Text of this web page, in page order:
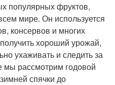
популярных фруктов,
мире. Он используется
консервов и многих
хороший урожай,
ухаживать и следить за
мы рассмотрим годовой
спячки до